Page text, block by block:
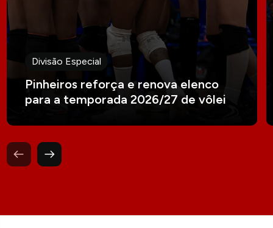
Divisão Especial
Pinheiros reforça e renova elenco
para a temporada 2026/27 de vôlei